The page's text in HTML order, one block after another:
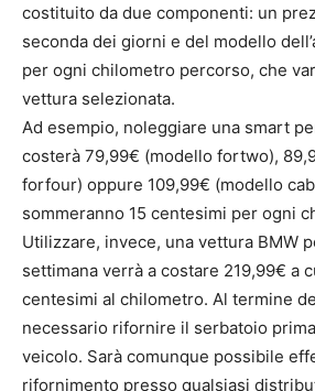
costituito da due componenti: un
seconda dei giorni e del modello
per ogni chilometro percorso, che
vettura selezionata.
Ad esempio, noleggiare una smart
costerà 79,99€ (modello fortwo),
forfour) oppure 109,99€ (modello
sommeranno 15 centesimi per ogni
Utilizzare, invece, una vettura BMW
settimana verrà a costare 219,99€ a
centesimi al chilometro. Al termine
necessario rifornire il serbatoio
veicolo. Sarà comunque possibile
rifornimento presso qualsiasi